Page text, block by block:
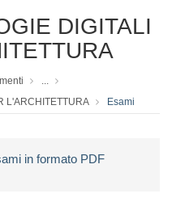
DIGITALI
...
L'ARCHITETTURA
Esami
in formato PDF